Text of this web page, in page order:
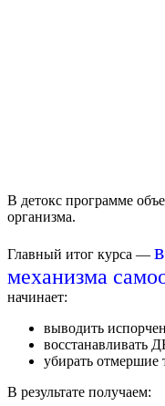
В детокс программе
организма.
Главный итог курса —
механизма
начинает:
выводить
восстанавливать
убирать отмершие
В результате получаем: